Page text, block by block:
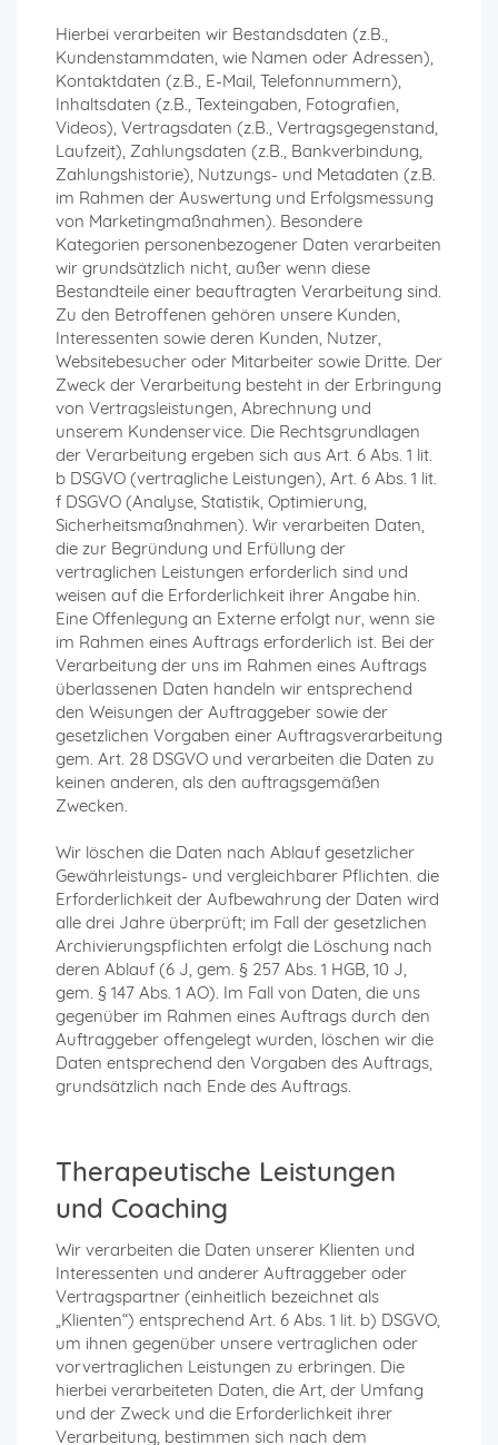
Hierbei verarbeiten wir Bestandsdaten (z.B.,
Kundenstammdaten, wie Namen oder Adressen),
Kontaktdaten (z.B., E-Mail, Telefonnummern),
Inhaltsdaten (z.B., Texteingaben, Fotografien,
Videos), Vertragsdaten (z.B., Vertragsgegenstand,
Laufzeit), Zahlungsdaten (z.B., Bankverbindung,
Zahlungshistorie), Nutzungs- und Metadaten (z.B.
im Rahmen der Auswertung und Erfolgsmessung
von Marketingmaßnahmen). Besondere
Kategorien personenbezogener Daten verarbeiten
wir grundsätzlich nicht, außer wenn diese
Bestandteile einer beauftragten Verarbeitung sind.
Zu den Betroffenen gehören unsere Kunden,
Interessenten sowie deren Kunden, Nutzer,
Websitebesucher oder Mitarbeiter sowie Dritte. Der
Zweck der Verarbeitung besteht in der Erbringung
von Vertragsleistungen, Abrechnung und
unserem Kundenservice. Die Rechtsgrundlagen
der Verarbeitung ergeben sich aus Art. 6 Abs. 1 lit.
b DSGVO (vertragliche Leistungen), Art. 6 Abs. 1 lit.
f DSGVO (Analyse, Statistik, Optimierung,
Sicherheitsmaßnahmen). Wir verarbeiten Daten,
die zur Begründung und Erfüllung der
vertraglichen Leistungen erforderlich sind und
weisen auf die Erforderlichkeit ihrer Angabe hin.
Eine Offenlegung an Externe erfolgt nur, wenn sie
im Rahmen eines Auftrags erforderlich ist. Bei der
Verarbeitung der uns im Rahmen eines Auftrags
überlassenen Daten handeln wir entsprechend
den Weisungen der Auftraggeber sowie der
gesetzlichen Vorgaben einer Auftragsverarbeitung
gem. Art. 28 DSGVO und verarbeiten die Daten zu
keinen anderen, als den auftragsgemäßen
Zwecken.
Wir löschen die Daten nach Ablauf gesetzlicher
Gewährleistungs- und vergleichbarer Pflichten. die
Erforderlichkeit der Aufbewahrung der Daten wird
alle drei Jahre überprüft; im Fall der gesetzlichen
Archivierungspflichten erfolgt die Löschung nach
deren Ablauf (6 J, gem. § 257 Abs. 1 HGB, 10 J,
gem. § 147 Abs. 1 AO). Im Fall von Daten, die uns
gegenüber im Rahmen eines Auftrags durch den
Auftraggeber offengelegt wurden, löschen wir die
Daten entsprechend den Vorgaben des Auftrags,
grundsätzlich nach Ende des Auftrags.
Therapeutische Leistungen
und Coaching
Wir verarbeiten die Daten unserer Klienten und
Interessenten und anderer Auftraggeber oder
Vertragspartner (einheitlich bezeichnet als
„Klienten“) entsprechend Art. 6 Abs. 1 lit. b) DSGVO,
um ihnen gegenüber unsere vertraglichen oder
vorvertraglichen Leistungen zu erbringen. Die
hierbei verarbeiteten Daten, die Art, der Umfang
und der Zweck und die Erforderlichkeit ihrer
Verarbeitung, bestimmen sich nach dem